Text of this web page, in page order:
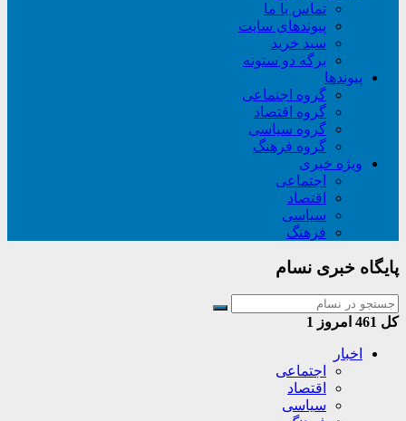
تماس با ما
پیوندهای سایت
سبد خريد
برگه دو ستونه
پیوندها
گروه اجتماعی
گروه اقتصاد
گروه سیاسی
گروه فرهنگ
ویژه خبری
اجتماعی
اقتصاد
سیاسی
فرهنگ
پایگاه خبری نسام
کل امروز 1
اخبار
اجتماعی
اقتصاد
سیاسی